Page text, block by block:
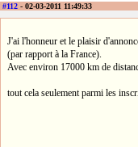
#112 - 02-03-2011 11:49:33
J'ai l'honneur et le plaisir
(par rapport à la France).
Avec environ 17000 km de
tout cela seulement parmi les